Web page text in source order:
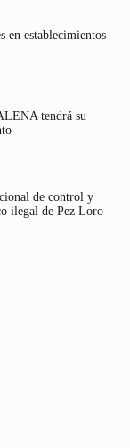
en establecimientos
tendrá su
de control y
ilegal de Pez Loro